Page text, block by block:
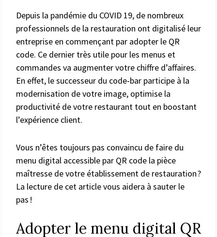
Depuis la pandémie du COVID 19, de nombreux
professionnels de la restauration ont digitalisé leur
entreprise en commençant par adopter le QR
code. Ce dernier très utile pour les menus et
commandes va augmenter votre chiffre d’affaires.
En effet, le successeur du code-bar participe à la
modernisation de votre image, optimise la
productivité de votre restaurant tout en boostant
l’expérience client.
Vous n’êtes toujours pas convaincu de faire du
menu digital accessible par QR code la pièce
maîtresse de votre établissement de restauration ?
La lecture de cet article vous aidera à sauter le
pas !
Adopter le menu digital QR